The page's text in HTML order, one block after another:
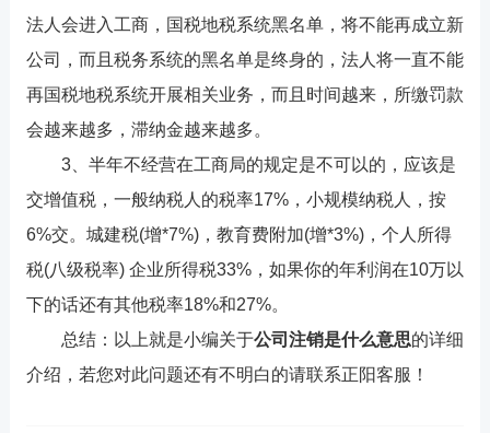
法人会进入工商，国税地税系统黑名单，将不能再成立新
公司，而且税务系统的黑名单是终身的，法人将一直不能
再国税地税系统开展相关业务，而且时间越来，所缴罚款
会越来越多，滞纳金越来越多。
3、半年不经营在工商局的规定是不可以的，应该是
交增值税，一般纳税人的税率17%，小规模纳税人，按
6%交。城建税(增*7%)，教育费附加(增*3%)，个人所得
税(八级税率) 企业所得税33%，如果你的年利润在10万以
下的话还有其他税率18%和27%。
总结：以上就是小编关于公司注销是什么意思的详细
介绍，若您对此问题还有不明白的请联系正阳客服！